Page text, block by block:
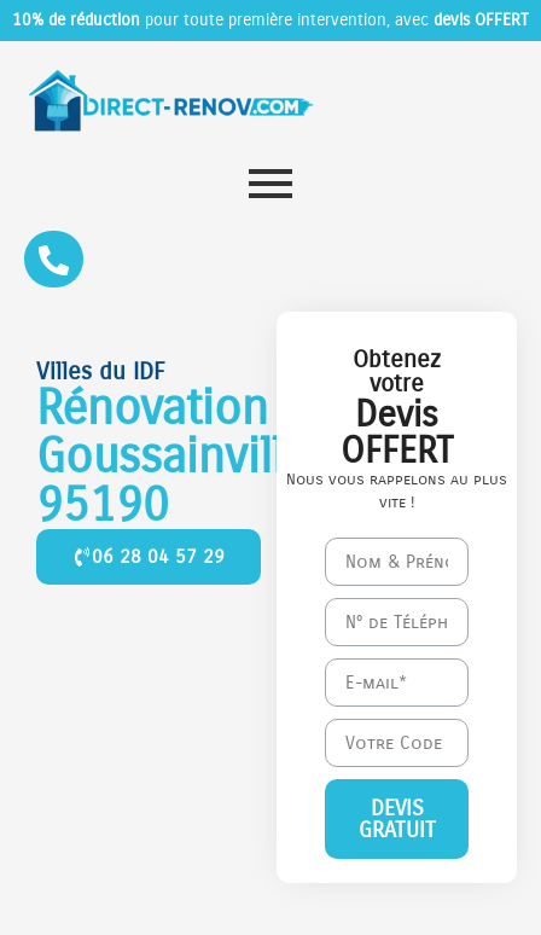
10% de réduction pour toute première intervention, avec devis OFFERT
Villes du IDF
Rénovation
Goussainville
95190
06 28 04 57 29
Obtenez
votre
Devis
OFFERT
Nous vous rappelons au plus
vite !
DEVIS
GRATUIT